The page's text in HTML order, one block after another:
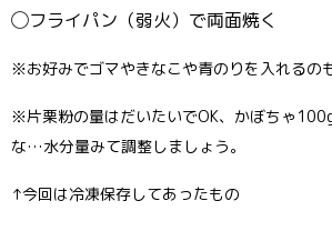
◯フライパン（弱火）で両面焼く
※お好みでゴマやきなこや青のりを入れるの
※片栗粉の量はだいたいでOK、かぼちゃ
な…水分量みて調整しましょう。
↑今回は冷凍保存してあったもの